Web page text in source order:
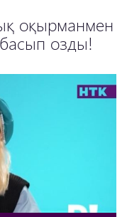
оқырманмен
озды!